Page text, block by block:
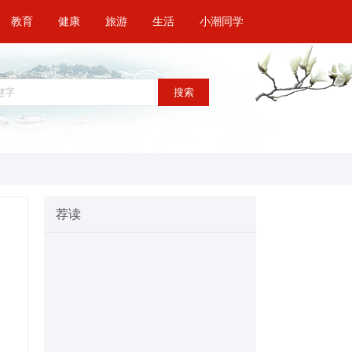
教育 健康 旅游 生活 小潮同学
搜索
荐读